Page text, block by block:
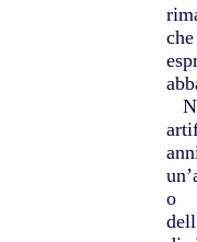
o